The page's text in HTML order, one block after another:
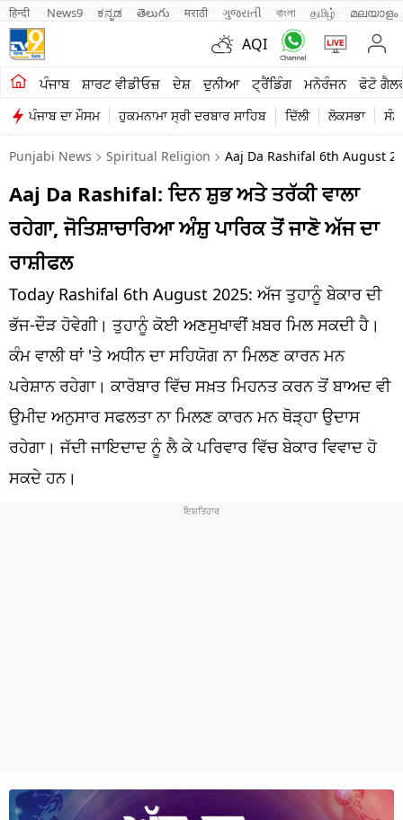
हिन्दी News9 ಕನ್ನಡ తెలుగు मराठी ગુજરાતી বাংলা தமிழ் മലയാളം
AQI
ਪੰਜਾਬ ਸ਼ਾਰਟ ਵੀਡੀਓਜ਼ ਦੇਸ਼ ਦੁਨੀਆ ਟ੍ਰੈਂਡਿੰਗ ਮਨੋਰੰਜਨ ਫੋਟੋ
ਪੰਜਾਬ ਦਾ ਮੌਸਮ ਹੁਕਮਨਾਮਾ ਸ੍ਰੀ ਦਰਬਾਰ ਸਾਹਿਬ ਦਿੱਲੀ ਲੋਕਸਭਾ
ਖੇਤੀਬਾੜੀ
ਸ਼ਾਰਟ ਵੀਡੀਓਜ਼
ਕਾਰੋਬਾਰ
ਕਰਿਅਰ
ਮਨੋਰੰਜਨ
ਦੇਸ਼
ਲਾਈਫ ਸਟਾਈਲ
ਪੰਜਾਬ
ਧਰਮ
ਖੇਡਾਂ
Punjabi News Spiritual Religion Aaj Da Rashifal 6th August
Aaj Da Rashifal: ਦਿਨ ਸ਼ੁਭ ਅਤੇ ਤਰੱਕੀ ਵਾਲਾ
ਰਹੇਗਾ, ਜੋਤਿਸ਼ਾਚਾਰਿਆ ਅੰਸ਼ੁ ਪਾਰਿਕ ਤੋਂ ਜਾਣੋ ਅੱਜ ਦਾ
ਰਾਸ਼ੀਫਲ
Today Rashifal 6th August 2025: ਅੱਜ ਤੁਹਾਨੂੰ ਬੇਕਾਰ ਦੀ
ਭੱਜ-ਦੌੜ ਹੋਵੇਗੀ। ਤੁਹਾਨੂੰ ਕੋਈ ਅਣਸੁਖਾਵੀਂ ਖ਼ਬਰ ਮਿਲ ਸਕਦੀ ਹੈ।
ਕੰਮ ਵਾਲੀ ਥਾਂ 'ਤੇ ਅਧੀਨ ਦਾ ਸਹਿਯੋਗ ਨਾ ਮਿਲਣ ਕਾਰਨ ਮਨ
ਪਰੇਸ਼ਾਨ ਰਹੇਗਾ। ਕਾਰੋਬਾਰ ਵਿੱਚ ਸਖ਼ਤ ਮਿਹਨਤ ਕਰਨ ਤੋਂ ਬਾਅਦ ਵੀ
ਉਮੀਦ ਅਨੁਸਾਰ ਸਫਲਤਾ ਨਾ ਮਿਲਣ ਕਾਰਨ ਮਨ ਥੋੜ੍ਹਾ ਉਦਾਸ
ਰਹੇਗਾ। ਜੱਦੀ ਜਾਇਦਾਦ ਨੂੰ ਲੈ ਕੇ ਪਰਿਵਾਰ ਵਿੱਚ ਬੇਕਾਰ ਵਿਵਾਦ ਹੋ
ਸਕਦੇ ਹਨ।